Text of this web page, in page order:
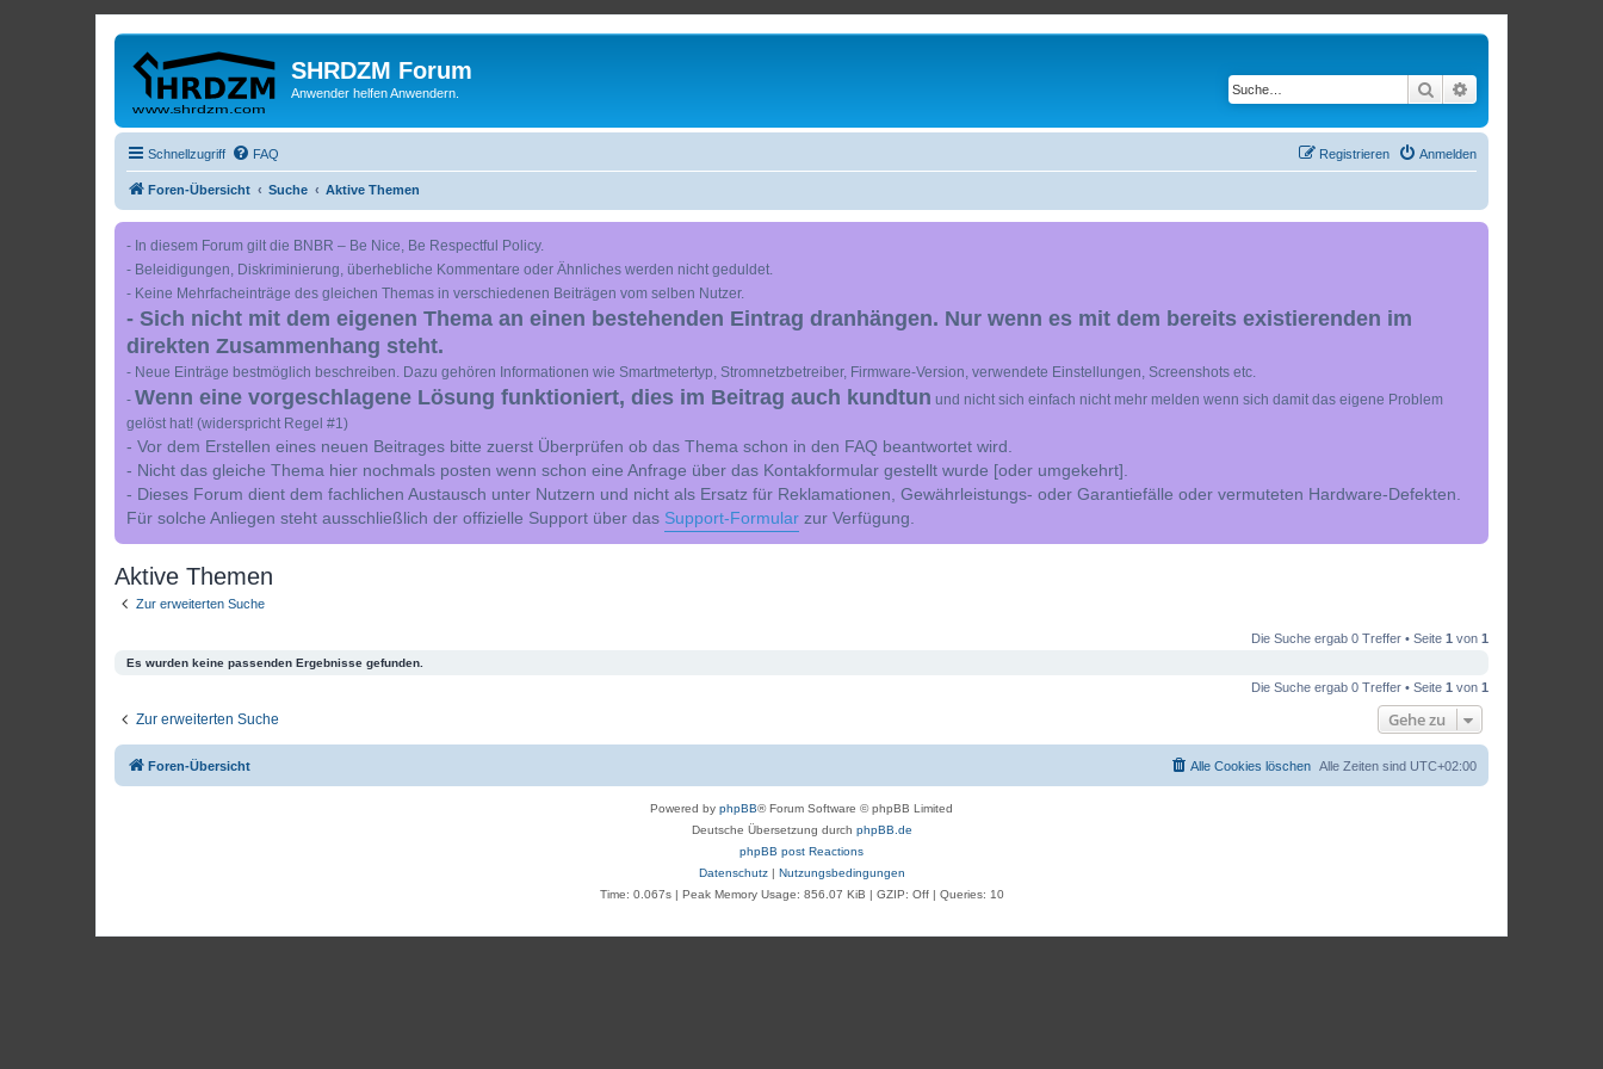
SHRDZM Forum
Anwender helfen Anwendern. Suche
Schnellzugriff FAQ Anmelden
Registrieren
Foren-Übersicht Suche Aktive Themen
- In diesem Forum gilt die BNBR – Be Nice, Be Respectful Policy.
- Beleidigungen, Diskriminierung, überhebliche Kommentare oder Ähnliches werden nicht geduldet.
- Keine Mehrfacheinträge des gleichen Themas in verschiedenen Beiträgen vom selben Nutzer.
- Sich nicht mit dem eigenen Thema an einen bestehenden Eintrag dranhängen. Nur wenn es mit dem bereits existierenden im
direkten Zusammenhang steht.
- Neue Einträge bestmöglich beschreiben. Dazu gehören Informationen wie Smartmetertyp, Stromnetzbetreiber, Firmware-Version, verwendete Einstellungen, Screenshots etc.
- Wenn eine vorgeschlagene Lösung funktioniert, dies im Beitrag auch kundtun und nicht sich einfach nicht mehr melden wenn sich damit das eigene Problem
gelöst hat! (widerspricht Regel #1)
- Vor dem Erstellen eines neuen Beitrages bitte zuerst Überprüfen ob das Thema schon in den FAQ beantwortet wird.
- Nicht das gleiche Thema hier nochmals posten wenn schon eine Anfrage über das Kontakformular gestellt wurde [oder umgekehrt].
- Dieses Forum dient dem fachlichen Austausch unter Nutzern und nicht als Ersatz für Reklamationen, Gewährleistungs- oder Garantiefälle oder vermuteten Hardware-Defekten.
Für solche Anliegen steht ausschließlich der offizielle Support über das Support-Formular zur Verfügung.
Aktive Themen
Zur erweiterten Suche
Die Suche ergab 0 Treffer • Seite 1 von 1
Es wurden keine passenden Ergebnisse gefunden.
Die Suche ergab 0 Treffer • Seite 1 von 1
Zur erweiterten Suche Gehe zu
Foren-Übersicht Alle Zeiten sind UTC+02:00
Alle Cookies löschen
Powered by phpBB® Forum Software © phpBB Limited
Deutsche Übersetzung durch phpBB.de
phpBB post Reactions
Datenschutz| Nutzungsbedingungen
Time: 0.067s| Peak Memory Usage: 856.07 KiB | GZIP: Off | Queries: 10